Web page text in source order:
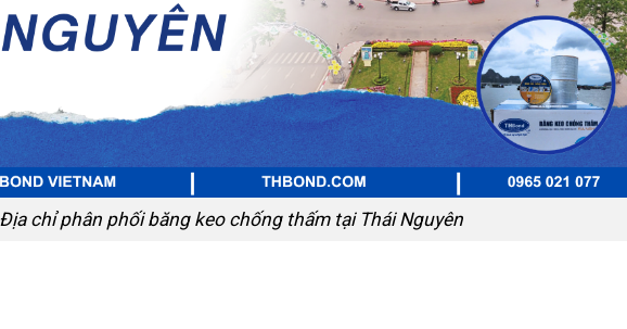
Địa chỉ phân phối băng keo chống thấm tại Thái Nguyên